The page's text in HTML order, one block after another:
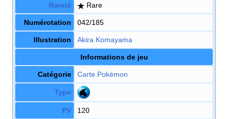
Rareté Rare
Numérotation 042/185
Illustration Akira Komayama
Informations de jeu
Catégorie Carte Pokémon
Type
PV 120